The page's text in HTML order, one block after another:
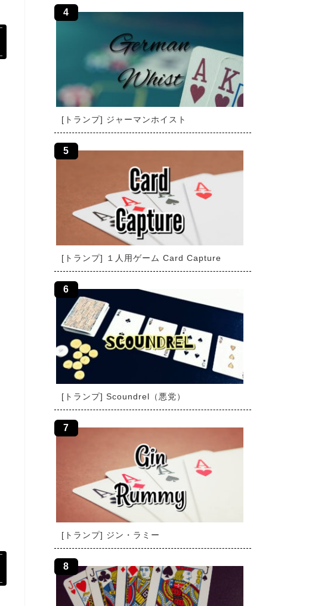
[トランプ] ジャーマンホイスト
[トランプ] １人用ゲーム Card Capture
[トランプ] Scoundrel（悪党）
[トランプ] ジン・ラミー